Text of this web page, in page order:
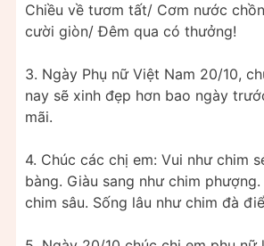
Chiều về tươm tất/ Cơm nước
cười giòn/ Đêm qua có thưởng!
3. Ngày Phụ nữ Việt Nam 20/10,
nay sẽ xinh đẹp hơn bao ngày
mãi.
4. Chúc các chị em: Vui như chim
bàng. Giàu sang như chim
chim sâu. Sống lâu như chim đà